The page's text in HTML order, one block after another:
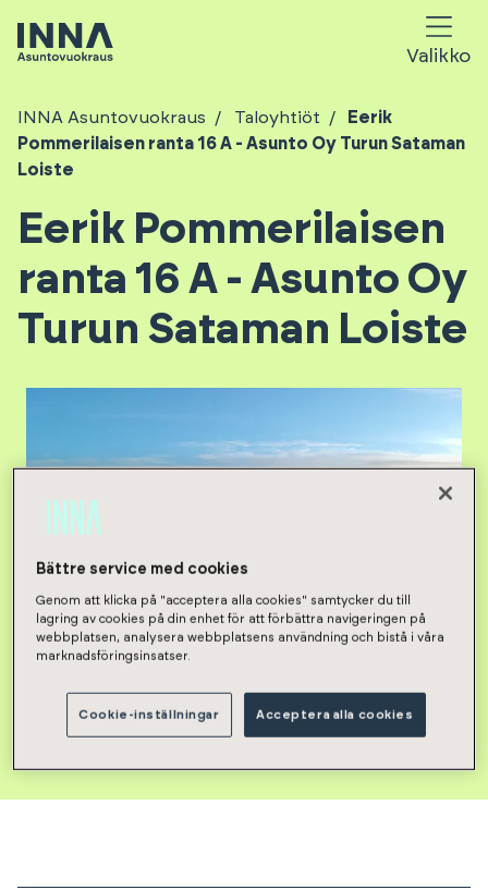
Valikko
INNA Asuntovuokraus Taloyhtiöt
Eerik
Pommerilaisen ranta 16 A - Asunto Oy Turun Sataman
Loiste
Eerik Pommerilaisen
ranta 16 A - Asunto Oy
Turun Sataman Loiste
Taloyhtiön vapaat asunnot
Bättre service med cookies
Genom att klicka på "acceptera alla cookies" samtycker du till
lagring av cookies på din enhet för att förbättra navigeringen på
webbplatsen, analysera webbplatsens användning och bistå i våra
marknadsföringsinsatser.
Cookie-inställningar Acceptera alla cookies